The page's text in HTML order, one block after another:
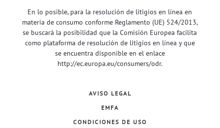
En lo posible, para la resolución de litigios en línea en
materia de consumo conforme Reglamento (UE) 524/2013,
se buscará la posibilidad que la Comisión Europea facilita
como plataforma de resolución de litigios en línea y que
se encuentra disponible en el enlace
http://ec.europa.eu/consumers/odr.
AVISO LEGAL
EMFA
CONDICIONES DE USO